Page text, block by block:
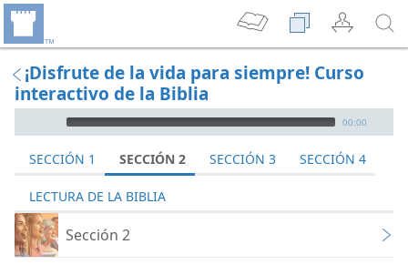
¡Disfrute de la vida para siempre! Curso
interactivo de la Biblia
Audio Player 00:00
SECCIÓN 1 SECCIÓN 2 SECCIÓN 3 SECCIÓN 4
LECTURA DE LA BIBLIA
Sección 2